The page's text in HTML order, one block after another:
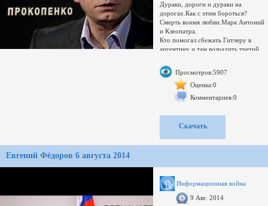
Дураки, дороги и дураки на
дорогах.Как с этим бороться?
Смерть воимя любви.Марк Антоний
и Клеопатра.
Кто помогал сбежать Гитлеру в
аргентину и там возрадить третий
История одного предательства.Как
уникальную отечественную
разработку на металлолом порезали.
General
Complete name : F:\Военная тайна
Format/Info : Audio Video Interleave
File size : 778 MiB
ID
Просмотров:5907
Оценка:0
Комментариев:0
Скачать
Евгений Фёдоров 6 августа 2014
Информационная война
9 Авг. 2014